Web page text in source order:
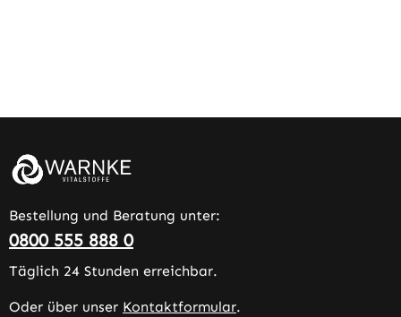
Bestellung und Beratung unter:
0800 555 888 0
Täglich 24 Stunden erreichbar.
Oder über unser Kontaktformular.